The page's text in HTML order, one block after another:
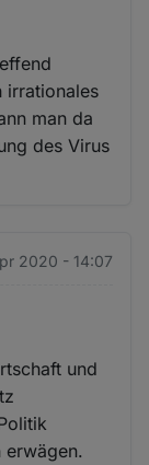
irrationales
man da
des Virus
2020 - 14:07
und
erwägen.